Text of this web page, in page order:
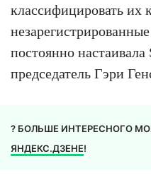
классифицировать их
постоянно
председатель Гэри
? БОЛЬШЕ ИНТЕРЕСНОГО
ЯНДЕКС.ДЗЕНЕ!